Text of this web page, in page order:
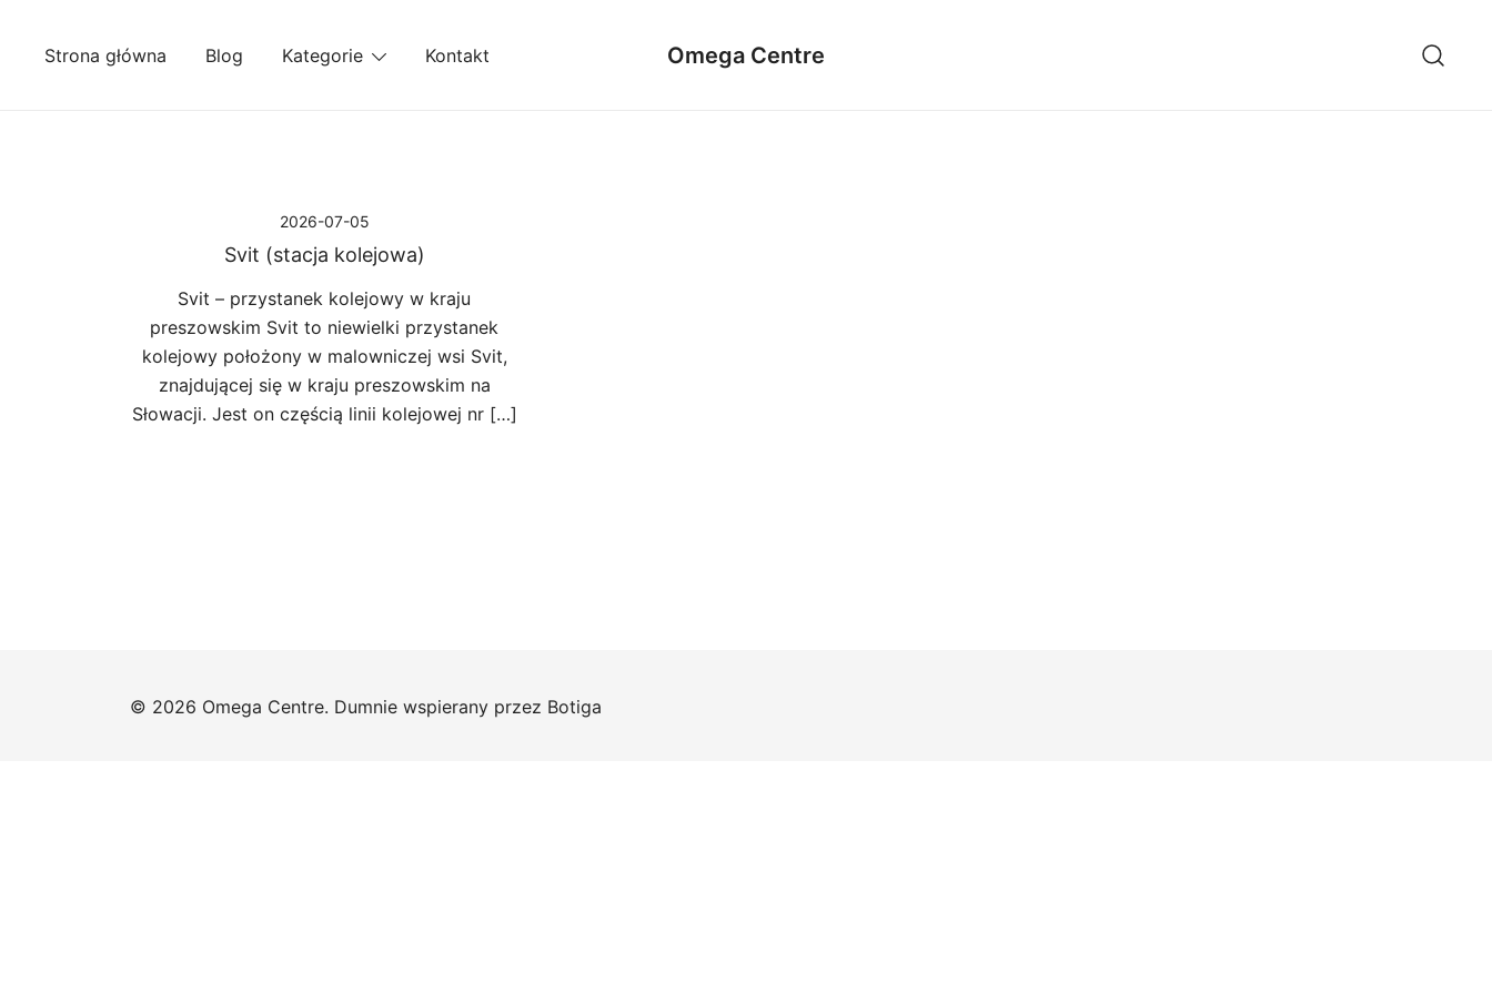
Strona główna Blog Kategorie Kontakt Omega Centre
2026-07-05
Svit (stacja kolejowa)
Svit – przystanek kolejowy w kraju
preszowskim Svit to niewielki przystanek
kolejowy położony w malowniczej wsi Svit,
znajdującej się w kraju preszowskim na
Słowacji. Jest on częścią linii kolejowej nr […]
© 2026 Omega Centre. Dumnie wspierany przez Botiga